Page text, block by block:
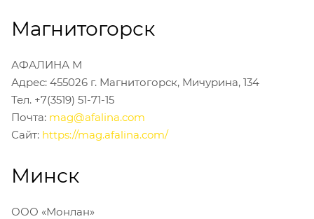
Магнитогорск
АФАЛИНА М
Адрес: 455026 г. Магнитогорск, Мичурина, 134
Тел. +7(3519) 51-71-15
Почта: mag@afalina.com
Сайт: https://mag.afalina.com/
Минск
ООО «Монлан»